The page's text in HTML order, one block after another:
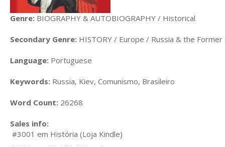
Genre: BIOGRAPHY & AUTOBIOGRAPHY / Historical
Secondary Genre: HISTORY / Europe / Russia & the Former
Language: Portuguese
Keywords: Russia, Kiev, Comunismo, Brasileiro
Word Count: 26268
Sales info:
#3001 em História (Loja Kindle)